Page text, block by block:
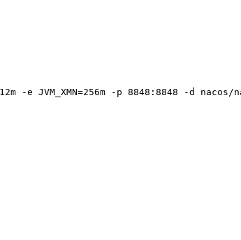
-e JVM_XMN=256m -p 8848:8848 -d